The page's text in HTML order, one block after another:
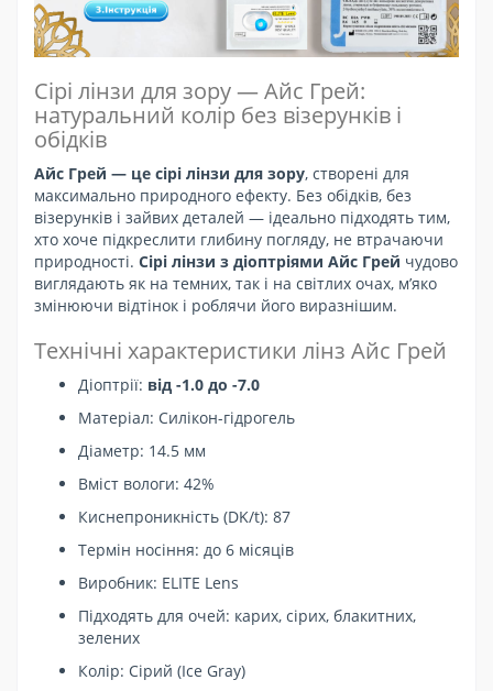
Сірі лінзи для зору — Айс Грей:
натуральний колір без візерунків і
обідків
Айс Грей — це сірі лінзи для зору, створені для
максимально природного ефекту. Без обідків, без
візерунків і зайвих деталей — ідеально підходять тим,
хто хоче підкреслити глибину погляду, не втрачаючи
природності. Сірі лінзи з діоптріями Айс Грей чудово
виглядають як на темних, так і на світлих очах, м’яко
змінюючи відтінок і роблячи його виразнішим.
Технічні характеристики лінз Айс Грей
Діоптрії: від -1.0 до -7.0
Матеріал: Силікон-гідрогель
Діаметр: 14.5 мм
Вміст вологи: 42%
Киснепроникність (DK/t): 87
Термін носіння: до 6 місяців
Виробник: ELITE Lens
Підходять для очей: карих, сірих, блакитних,
зелених
Колір: Сірий (Ice Gray)